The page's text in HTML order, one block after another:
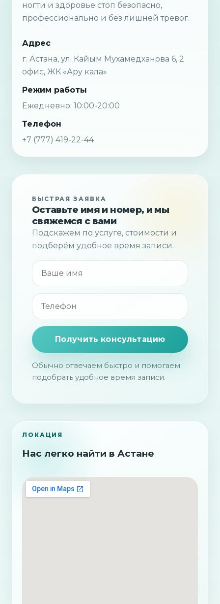
ногти и здоровье стоп безопасно,
профессионально и без лишней тревог.
Адрес
г. Астана, ул. Кайым Мухамедханова 6, 2
офис, ЖК «Ару кала»
Режим работы
Ежедневно: 10:00-20:00
Телефон
+7 (777) 419-22-44
БЫСТРАЯ ЗАЯВКА
Оставьте имя и номер, и мы
свяжемся с вами
Подскажем по услуге, стоимости и
подберём удобное время записи.
Получить консультацию
Обычно отвечаем быстро и помогаем
подобрать удобное время записи.
ЛОКАЦИЯ
Нас легко найти в Астане